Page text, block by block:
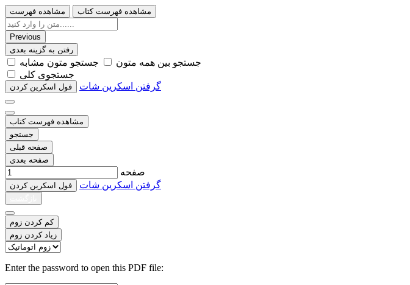
مشاهده فهرست مشاهده فهرست کتاب
Previous
رفتن به گزینه بعدی
ﺟﺴﺘﺠﻮ ﺑﯿﻦ ﻫﻤﻪ ﻣﺘﻮﻥ
ﺟﺴﺘﺠﻮ ﻣﺘﻮﻥ ﻣﺸﺎﺑﻪ
ﺟﺴﺘﺠﻮﯼ ﮐﻠﯽ
ﻓﻮﻝ اﺳﮑﺮﯾﻦ ﮐﺮﺩﻥ گرفتن اسکرین شات
مشاهده فهرست کتاب
جستجو
صفحه قبلی
صفحه بعدی
صفحه
ﻓﻮﻝ اﺳﮑﺮﯾﻦ ﮐﺮﺩﻥ گرفتن اسکرین شات
کم کردن زوم
زیاد کردن زوم
Enter the password to open this PDF file: